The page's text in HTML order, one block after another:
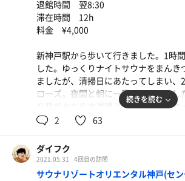
もし、あの水風呂スペックから逆算さ
ティングが決められているとしたら、
退館時間 翌8:30
滞在時間 12h
料金 ¥4,000
新神戸駅から歩いて行きました。1時
した。ゆっくりナイトサウナをまんき
ましたが、清掃日にあたってしまい、
ローズ。夜間と朝に一回ずつ入りまし
り勢でかなりの混雑ぶりで、部屋でゆ
となりました。
ところで、ここの洗い場のシャワーと
画期的で素晴らしく、こんなところに
しました。
続きを読む
2 63
ダイフク
2021.05.31 4回目の訪問
サウナリゾートオリエンタル神戸(セ